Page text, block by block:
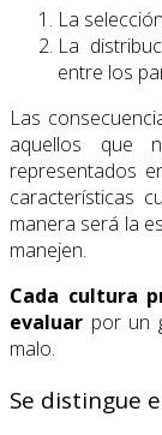
La
La
entre los
Las
aquellos que
representados
características
manera será la
manejen.
Cada cultura
evaluar por un
malo.
Se distingue